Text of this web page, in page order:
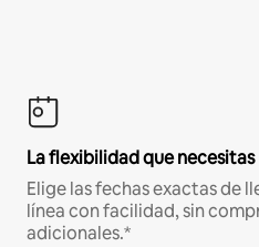
La flexibilidad que necesitas
Elige las fechas exactas de
línea con facilidad, sin
adicionales.*